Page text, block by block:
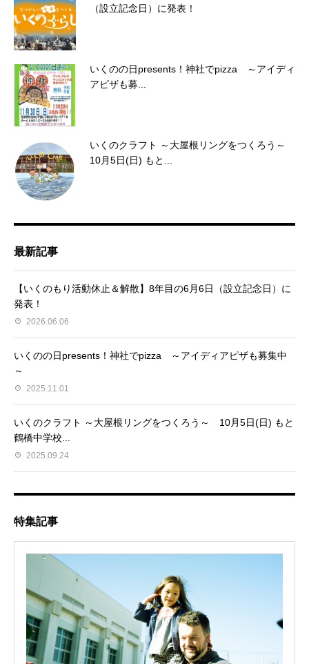
（設立記念日）に発表！
いくのの日presents！神社でpizza ～アイディ
アピザも募...
いくのクラフト ～大屋根リングをつくろう～
10月5日(日) もと...
最新記事
【いくのもり活動休止＆解散】8年目の6月6日（設立記念日）に
発表！
2026.06.06
いくのの日presents！神社でpizza ～アイディアピザも募集中
～
2025.11.01
いくのクラフト ～大屋根リングをつくろう～ 10月5日(日) もと
鶴橋中学校...
2025.09.24
特集記事